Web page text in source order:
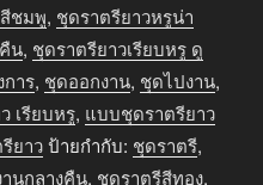
ชมพู, ชุดราตรียาวหรูน่า
น, ชุดราตรียาวเรียบหรู ดู
าร, ชุดออกงาน, ชุดไปงาน,
เรียบหรู, แบบชุดราตรียาว
ยาวป้ายกำกับ: ชุดราตรี,
นกลางคืน, ชุดราตรีสีทอง,